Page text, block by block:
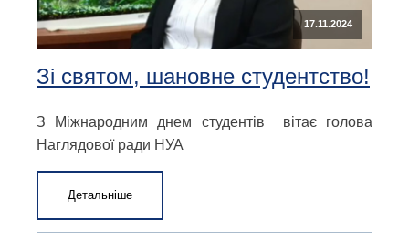
17.11.2024
Зі святом, шановне студентство!
З Міжнародним днем студентів вітає голова
Наглядової ради НУА
Детальніше